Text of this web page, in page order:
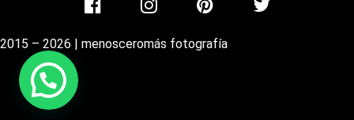
2015 – 2026 | menosceromás fotografía
Powered byJoinchat